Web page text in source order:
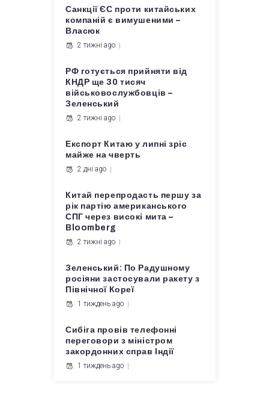
Санкції ЄС проти китайських
компаній є вимушеними –
Власюк
2 тижні ago
РФ готується прийняти від
КНДР ще 30 тисяч
військовослужбовців –
Зеленський
2 тижні ago
Експорт Китаю у липні зріс
майже на чверть
2 дні ago
Китай перепродасть першу за
рік партію американського
СПГ через високі мита –
Bloomberg
2 тижні ago
Зеленський: По Радушному
росіяни застосували ракету з
Північної Кореї
1 тиждень ago
Сибіга провів телефонні
переговори з міністром
закордонних справ Індії
1 тиждень ago